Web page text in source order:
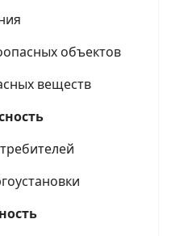
объектов
веществ